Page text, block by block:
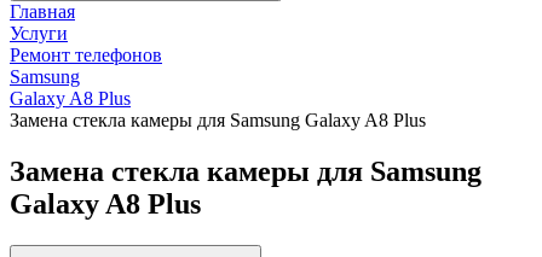
Главная
Услуги
Ремонт телефонов
Samsung
Galaxy A8 Plus
Замена стекла камеры для Samsung Galaxy A8 Plus
Замена стекла камеры для Samsung
Galaxy A8 Plus